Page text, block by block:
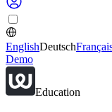
EnglishDeutsch
Demo
Education